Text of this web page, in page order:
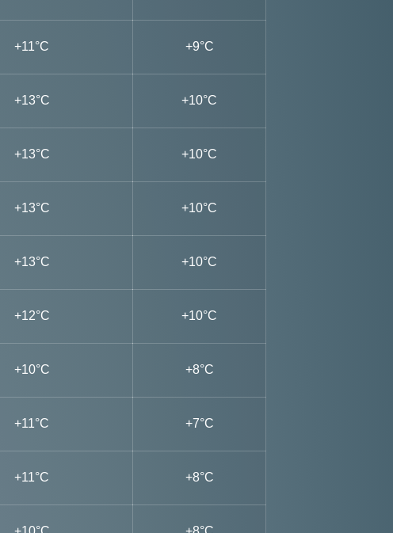
+11°C +9°C
+13°C +10°C
+13°C +10°C
+13°C +10°C
+13°C +10°C
+12°C +10°C
+10°C +8°C
+11°C +7°C
+11°C +8°C